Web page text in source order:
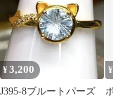
¥3,200
J395-8ブルートパーズ
¥